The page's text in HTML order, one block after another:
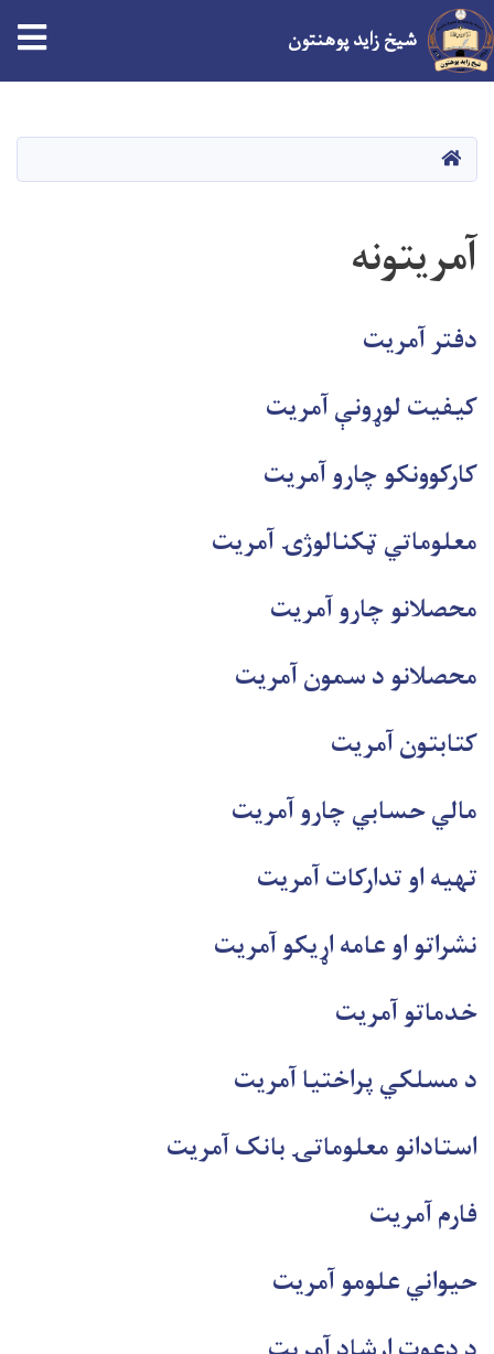
شیخ زاید پوهنتون
کور
آمریتونه
دفتر آمریت
کیفیت لوړونې آمریت
کارکوونکو چارو آمریت
معلوماتي ټکنالوژۍ آمریت
محصلانو چارو آمریت
محصلانو د سمون آمريت
کتابتون آمریت
مالي حسابي چارو آمریت
تهیه او تدارکات آمریت
نشراتواو عامه اړیکو آمریت
خدماتو آمريت
د مسلکي پراختیا آمریت
استادانو معلوماتۍ بانک آمریت
فارم آمریت
حيواني علومو آمريت